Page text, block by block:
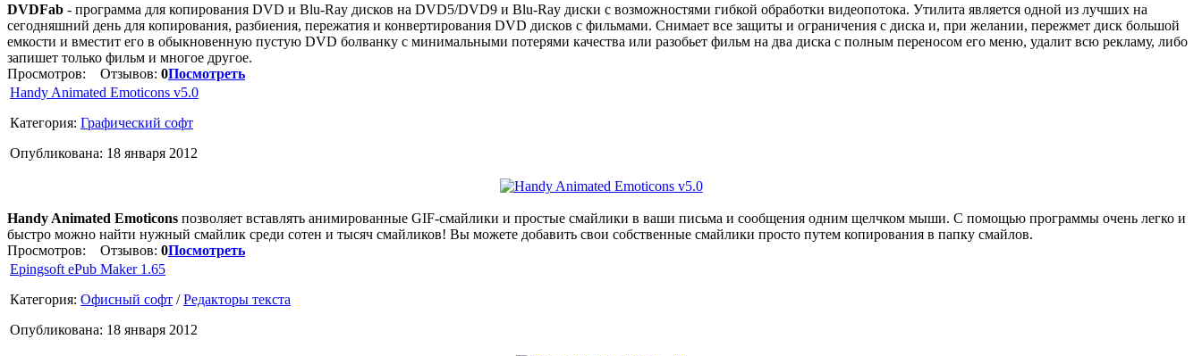
DVDFab - программа для копирования DVD и Blu-Ray дисков на DVD5/DVD9 и Blu-Ray диски с возможностями гибкой обработки видеопотока. Утилита является одной из лучших на
сегодняшний день для копирования, разбиения, пережатия и конвертирования DVD дисков с фильмами. Снимает все защиты и ограничения с диска и, при желании, пережмет диск большой
емкости и вместит его в обыкновенную пустую DVD болванку с минимальными потерями качества или разобьет фильм на два диска с полным переносом его меню, удалит всю рекламу, либо
запишет только фильм и многое другое.
Просмотров:
Отзывов: 0Посмотреть
Handy Animated Emoticons v5.0
Категория: Графический софт
Опубликована: 18 января 2012
Handy Animated Emoticons позволяет вставлять анимированные GIF-смайлики и простые смайлики в ваши письма и сообщения одним щелчком мыши. С помощью программы очень легко и
быстро можно найти нужный смайлик среди сотен и тысяч смайликов! Вы можете добавить свои собственные смайлики просто путем копирования в папку смайлов.
Просмотров:
Отзывов: 0Посмотреть
Epingsoft ePub Maker 1.65
Категория: Офисный софт /Редакторы текста
Опубликована: 18 января 2012